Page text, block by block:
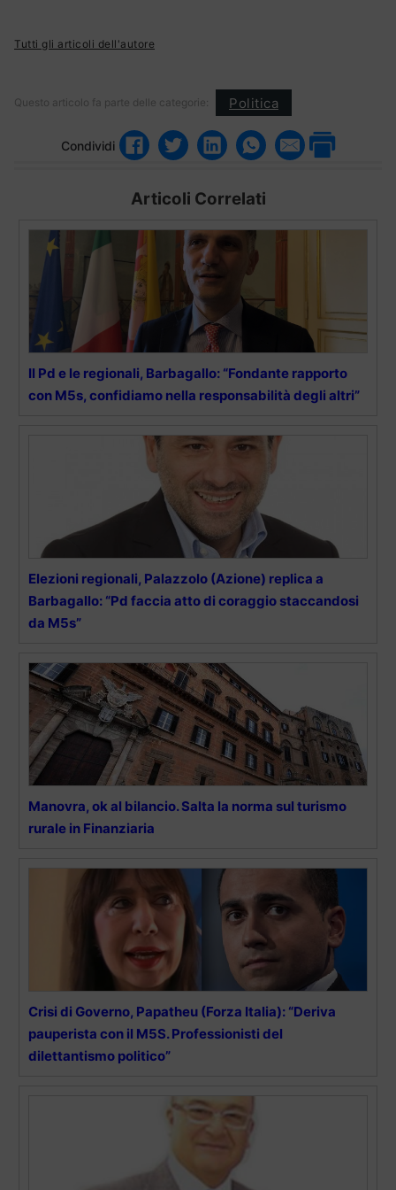
Tutti gli articoli dell'autore
Questo articolo fa parte delle categorie: Politica
Condividi
Articoli Correlati
Il Pd e le regionali, Barbagallo: “Fondante rapporto
con M5s, confidiamo nella responsabilità degli altri”
Elezioni regionali, Palazzolo (Azione) replica a
Barbagallo: “Pd faccia atto di coraggio staccandosi
da M5s”
Manovra, ok al bilancio. Salta la norma sul turismo
rurale in Finanziaria
Crisi di Governo, Papatheu (Forza Italia): “Deriva
pauperista con il M5S. Professionisti del
dilettantismo politico”